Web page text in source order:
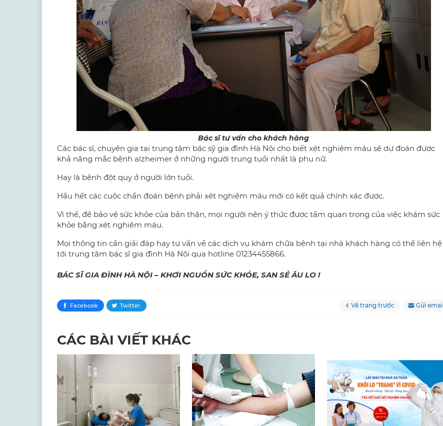
Bác sĩ tư vấn cho khách hàng
Các bác sĩ, chuyên gia tại trung tâm bác sỹ gia đình Hà Nội cho biết xét nghiệm máu sẽ dự đoán được
khả năng mắc bệnh alzheimer ở những người trung tuổi nhất là phụ nữ.
Hay là bệnh đột quỵ ở người lớn tuổi.
Hầu hết các cuộc chẩn đoán bệnh phải xét nghiệm máu mới có kết quả chính xác được.
Vì thế, để bảo vệ sức khỏe của bản thân, mọi người nên ý thức được tầm quan trọng của việc khám sức
khỏe bằng xét nghiệm máu.
Mọi thông tin cần giải đáp hay tư vấn về các dịch vụ khám chữa bệnh tại nhà khách hàng có thể liên hệ
tới trung tâm bác sĩ gia đình Hà Nội qua hotline 01234455866.
BÁC SĨ GIA ĐÌNH HÀ NỘI – KHƠI NGUỒN SỨC KHỎE, SAN SẺ ÂU LO !
Facebook Twitter Về trang trước Gửi email
CÁC BÀI VIẾT KHÁC